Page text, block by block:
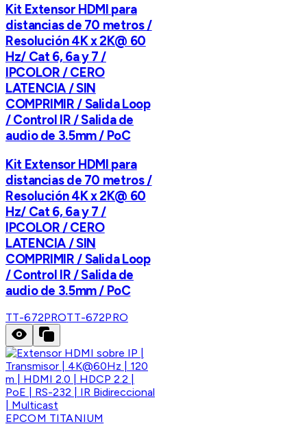
Kit Extensor HDMI para
distancias de 70 metros /
Resolución 4K x 2K@ 60
Hz/ Cat 6, 6a y 7 /
IPCOLOR / CERO
LATENCIA / SIN
COMPRIMIR / Salida Loop
/ Control IR / Salida de
audio de 3.5mm / PoC
Kit Extensor HDMI para
distancias de 70 metros /
Resolución 4K x 2K@ 60
Hz/ Cat 6, 6a y 7 /
IPCOLOR / CERO
LATENCIA / SIN
COMPRIMIR / Salida Loop
/ Control IR / Salida de
audio de 3.5mm / PoC
TT-672PROTT-672PRO
EPCOM TITANIUM